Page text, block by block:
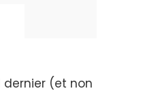
dernier (et non